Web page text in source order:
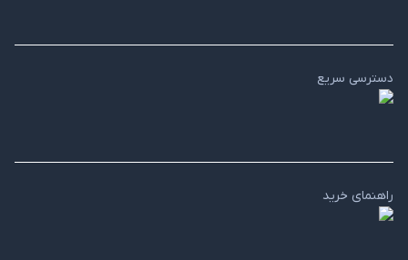
دسترسی سریع
راهنمای خرید